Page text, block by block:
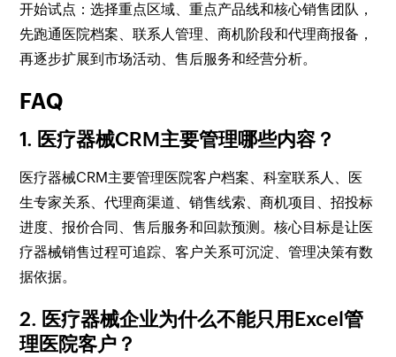
开始试点：选择重点区域、重点产品线和核心销售团队，
先跑通医院档案、联系人管理、商机阶段和代理商报备，
再逐步扩展到市场活动、售后服务和经营分析。
FAQ
1. 医疗器械CRM主要管理哪些内容？
医疗器械CRM主要管理医院客户档案、科室联系人、医
生专家关系、代理商渠道、销售线索、商机项目、招投标
进度、报价合同、售后服务和回款预测。核心目标是让医
疗器械销售过程可追踪、客户关系可沉淀、管理决策有数
据依据。
2. 医疗器械企业为什么不能只用Excel管
理医院客户？